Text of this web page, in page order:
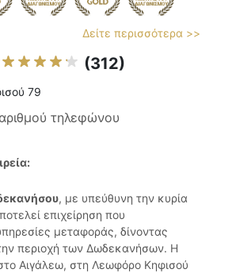
Δείτε περισσότερα >>
(312)
79
τηλεφώνου
, με υπεύθυνη την κυρία
επιχείρηση που
μεταφοράς, δίνοντας
περιοχή των Δωδεκανήσων. Η
στο Αιγάλεω, στη Λεωφόρο Κηφισού